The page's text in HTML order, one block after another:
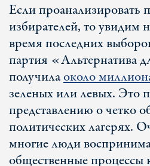
Если проанализировать
избирателей, то увидим
время последних
партия «Альтернатива
получилаоколо
зеленых или левых. Это
представлению о четко
политических лагерях.
многие люди
общественные процессы